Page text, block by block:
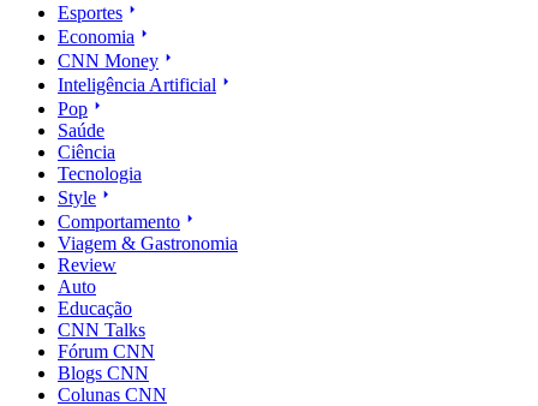
Esportes
Economia
CNN Money
Inteligência Artificial
Pop
Saúde
Ciência
Tecnologia
Style
Comportamento
Viagem & Gastronomia
Review
Auto
Educação
CNN Talks
Fórum CNN
Blogs CNN
Colunas CNN